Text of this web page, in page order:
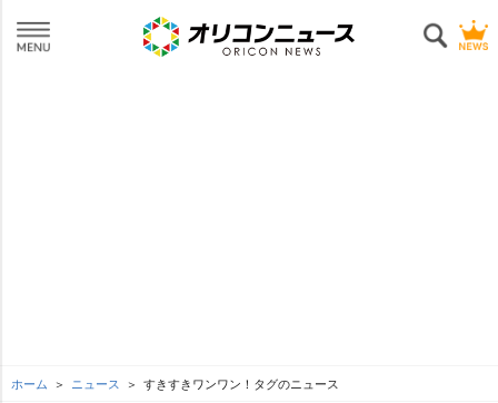
ホーム ニュース すきすきワンワン！タグのニュース